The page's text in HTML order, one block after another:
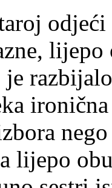
lijepo
je
lijepo